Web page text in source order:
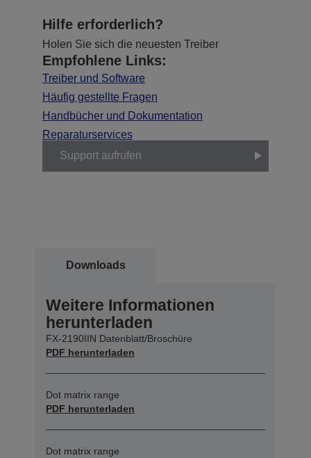
Hilfe erforderlich?
Holen Sie sich die neuesten Treiber
Empfohlene Links:
Treiber und Software
Häufig gestellte Fragen
Handbücher und Dokumentation
Reparaturservices
Support aufrufen
Downloads
Weitere Informationen
herunterladen
FX-2190IIN Datenblatt/Broschüre
PDF herunterladen
Dot matrix range
PDF herunterladen
Dot matrix range